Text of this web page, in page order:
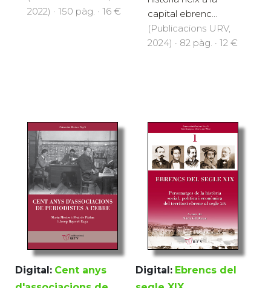
2022) · 150 pàg. · 16 €
capital ebrenc...
(Publicacions URV,
2024) · 82 pàg. · 12 €
Digital: Cent anys
Digital: Ebrencs del